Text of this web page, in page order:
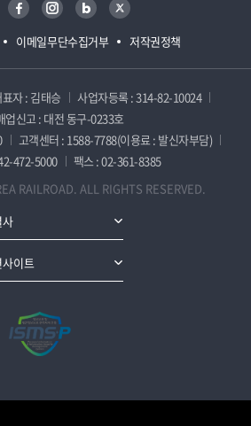
이메일무단수집거부 저작권정책
표자 : 김태승
사업자등록 : 314-82-10024
업신고 : 대전 동구-0233호
고객센터 : 1588-7788(이용료 : 발신자부담)
472-5000
팩스 : 02-361-8385
RAILROAD. ALL RIGHTS RESERVED.
사
이트